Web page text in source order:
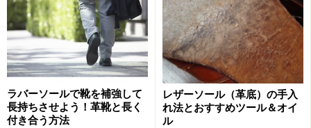
ラバーソールで靴を補強して
長持ちさせよう！革靴と長く
付き合う方法
レザーソール（革底）の手入
れ法とおすすめツール＆オイ
ル